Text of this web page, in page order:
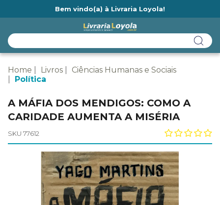
Bem vindo(a) à Livraria Loyola!
Home Livros
Ciências Humanas e Sociais
Política
A MÁFIA DOS MENDIGOS: COMO A
CARIDADE AUMENTA A MISÉRIA
SKU 77612